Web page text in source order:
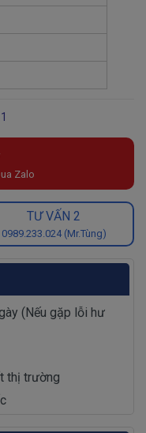
Zalo
TƯ VẤN 2
0989.233.024 (Mr.Tùng)
(Nếu gặp lỗi hư
thị trường